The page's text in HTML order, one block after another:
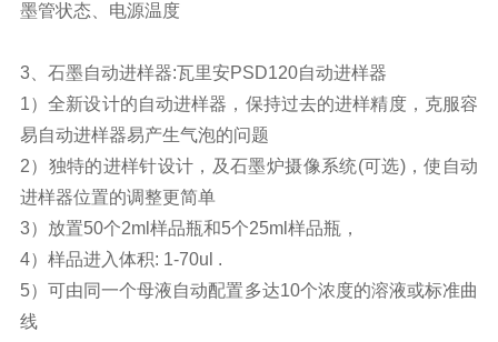
墨管状态、电源温度
3、石墨自动进样器:瓦里安PSD120自动进样器
1）全新设计的自动进样器，保持过去的进样精度，克服容
易自动进样器易产生气泡的问题
2）独特的进样针设计，及石墨炉摄像系统(可选)，使自动
进样器位置的调整更简单
3）放置50个2ml样品瓶和5个25ml样品瓶，
4）样品进入体积: 1-70ul .
5）可由同一个母液自动配置多达10个浓度的溶液或标准曲
线